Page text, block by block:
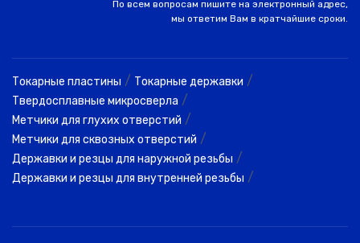
По всем вопросам пишите на электронный адрес,
мы ответим Вам в кратчайшие сроки.
Токарные пластины / Токарные державки /
Твердосплавные микросверла /
Метчики для глухих отверстий /
Метчики для сквозных отверстий /
Державки и резцы для наружной резьбы /
Державки и резцы для внутренней резьбы /